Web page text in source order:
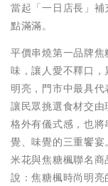
當起「一日店長」
點滿滿。
平價串燒第一品牌
味，讓人愛不釋口
明亮，門市中最具
讓民眾挑選食材交由
格外有儀式感，也
覺、味覺的三重饗
米花與焦糖楓聯名
說：焦糖楓時尚明